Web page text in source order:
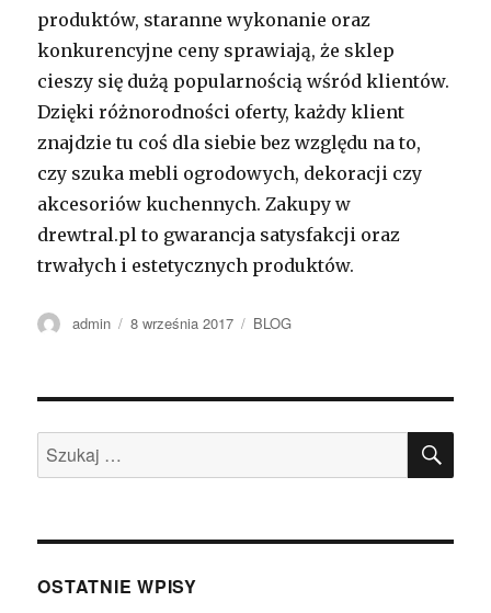
produktów, staranne wykonanie oraz
konkurencyjne ceny sprawiają, że sklep
cieszy się dużą popularnością wśród klientów.
Dzięki różnorodności oferty, każdy klient
znajdzie tu coś dla siebie bez względu na to,
czy szuka mebli ogrodowych, dekoracji czy
akcesoriów kuchennych. Zakupy w
drewtral.pl to gwarancja satysfakcji oraz
trwałych i estetycznych produktów.
Autor
admin Opublikowano
8 września 2017 Kategorie
BLOG
Szukaj:
OSTATNIE WPISY